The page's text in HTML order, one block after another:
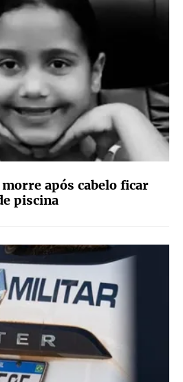
após cabelo ficar
piscina